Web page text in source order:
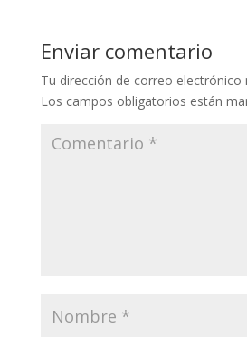
Enviar comentario
Tu dirección de correo electrónico
Los campos obligatorios están